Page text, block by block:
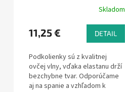
Skladom
11,25 € DETAIL
Podkolienky sú z kvalitnej
ovčej vlny, vďaka elastanu drží
bezchybne tvar. Odporúčame
aj na spanie a vzhľadom k